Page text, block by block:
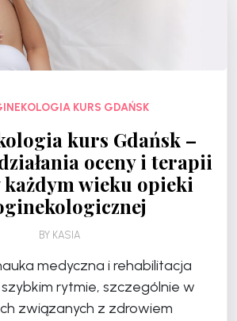
KURS GDAŃSK
kurs Gdańsk –
oceny i terapii
wieku opieki
BY KASIA
medyczna i rehabilitacja
rytmie, szczególnie w
związanych z zdrowiem